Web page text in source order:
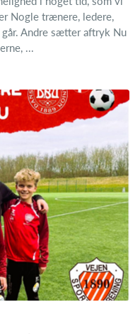
Nogle trænere, ledere,
Andre sætter aftryk Nu
...